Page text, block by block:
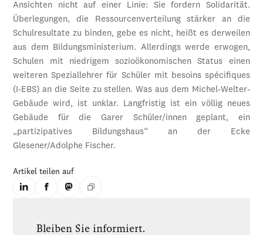
Ansichten nicht auf einer Linie: Sie fordern Solidarität.
Überlegungen, die Ressourcenverteilung stärker an die
Schulresultate zu binden, gebe es nicht, heißt es derweilen
aus dem Bildungsministerium. Allerdings werde erwogen,
Schulen mit niedrigem sozioökonomischen Status einen
weiteren Speziallehrer für Schüler mit besoins spécifiques
(I-EBS) an die Seite zu stellen. Was aus dem Michel-Welter-
Gebäude wird, ist unklar. Langfristig ist ein völlig neues
Gebäude für die Garer Schüler/innen geplant, ein
„partizipatives Bildungshaus“ an der Ecke
Glesener/Adolphe Fischer.
Artikel teilen auf
Bleiben Sie informiert.